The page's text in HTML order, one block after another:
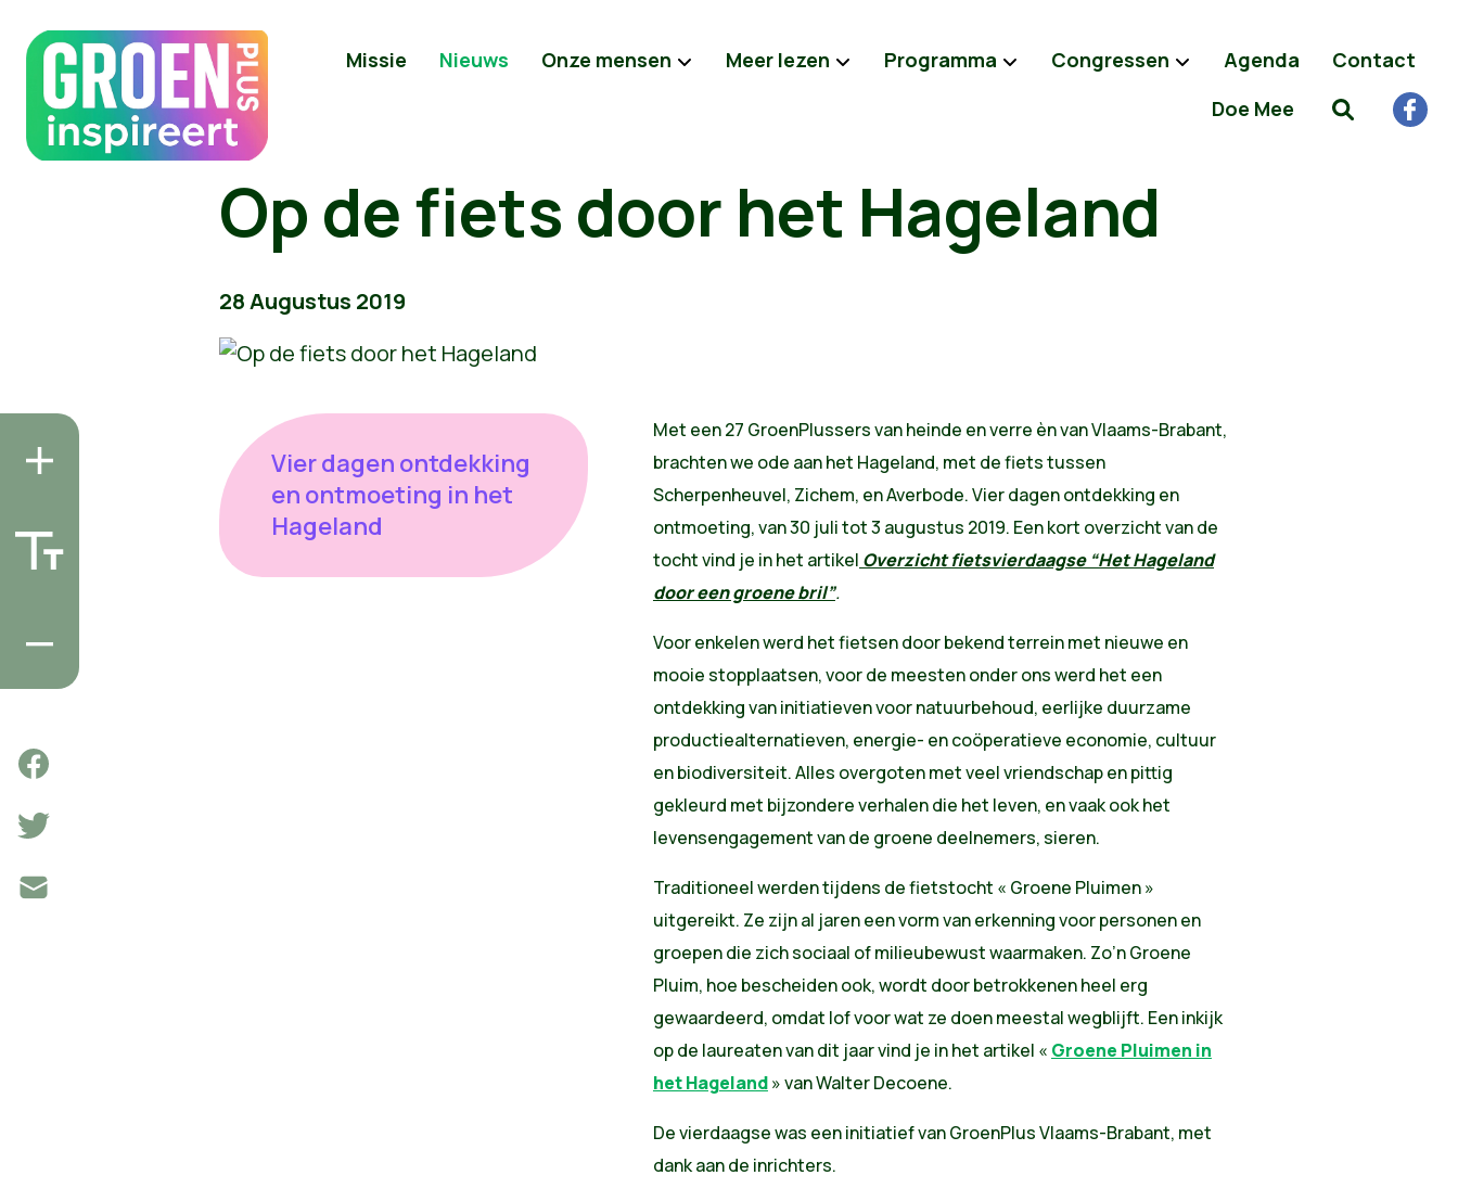
Missie Nieuws Onze mensen Meer lezen Programma Congressen Agenda
Contact
Doe Mee
Op de fiets door het Hageland
28 Augustus 2019
Vier dagen ontdekking
en ontmoeting in het
Hageland
Met een 27 GroenPlussers van heinde en verre èn van Vlaams-Brabant,
brachten we ode aan het Hageland, met de fiets tussen
Scherpenheuvel, Zichem, en Averbode. Vier dagen ontdekking en
ontmoeting, van 30 juli tot 3 augustus 2019. Een kort overzicht van de
tocht vind je in het artikel Overzicht fietsvierdaagse “Het Hageland
door een groene bril”.
Voor enkelen werd het fietsen door bekend terrein met nieuwe en
mooie stopplaatsen, voor de meesten onder ons werd het een
ontdekking van initiatieven voor natuurbehoud, eerlijke duurzame
productiealternatieven, energie- en coöperatieve economie, cultuur
en biodiversiteit. Alles overgoten met veel vriendschap en pittig
gekleurd met bijzondere verhalen die het leven, en vaak ook het
levensengagement van de groene deelnemers, sieren.
Traditioneel werden tijdens de fietstocht « Groene Pluimen »
uitgereikt. Ze zijn al jaren een vorm van erkenning voor personen en
groepen die zich sociaal of milieubewust waarmaken. Zo’n Groene
Pluim, hoe bescheiden ook, wordt door betrokkenen heel erg
gewaardeerd, omdat lof voor wat ze doen meestal wegblijft. Een inkijk
op de laureaten van dit jaar vind je in het artikel « Groene Pluimen in
het Hageland» van Walter Decoene.
De vierdaagse was een initiatief van GroenPlus Vlaams-Brabant, met
dank aan de inrichters.